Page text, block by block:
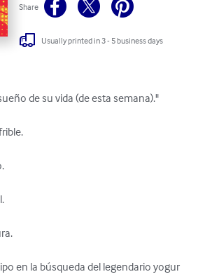
Share
Usually printed in 3 - 5 business days
de su vida (de esta semana)."
en la búsqueda del legendario yogur